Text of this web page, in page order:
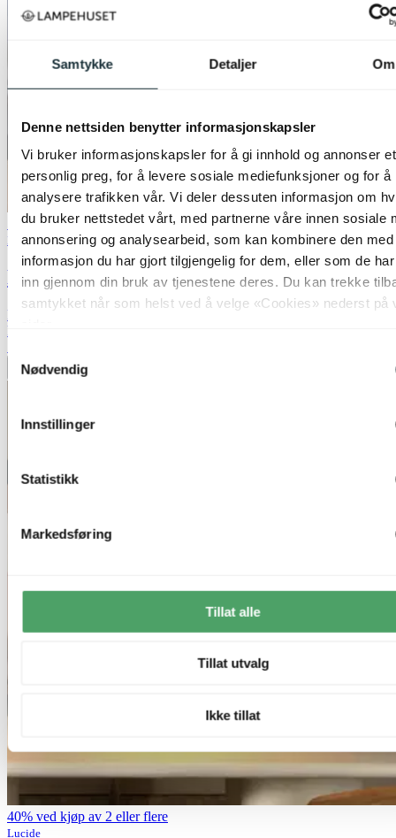
Samtykke Detaljer Om
Denne nettsiden benytter informasjonskapsler
Vi bruker informasjonskapsler for å gi innhold og annonser et
personlig preg, for å levere sosiale mediefunksjoner og for å
analysere trafikken vår. Vi deler dessuten informasjon om
du bruker nettstedet vårt, med partnerne våre innen sosiale
annonsering og analysearbeid, som kan kombinere den med
informasjon du har gjort tilgjengelig for dem, eller som de
inn gjennom din bruk av tjenestene deres. Du kan trekke
samtykket når som helst ved å velge «Cookies» nederst på
Samtykkevalg
Nødvendig
Innstillinger
Statistikk
Markedsføring
Tillat alle
Tillat utvalg
Ikke tillat
50% på utvalgte taklamper
Nova Life
Ball taklampe 25cm smoke
kr 1 299,-
kr 2 599,-
Legg til ønskeliste
40% ved kjøp av 2 eller flere
Lucide